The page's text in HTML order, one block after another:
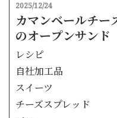
2025/12/24
カマンベールチー
のオープンサンド
レシピ
自社加工品
スイーツ
チーズスプレッド